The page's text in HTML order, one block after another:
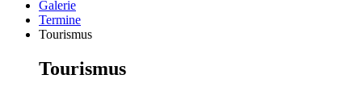
Galerie
Termine
Tourismus
Tourismus